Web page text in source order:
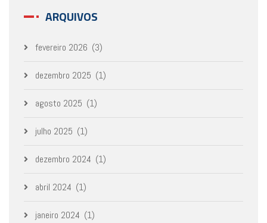
ARQUIVOS
fevereiro 2026 (3)
dezembro 2025 (1)
agosto 2025 (1)
julho 2025 (1)
dezembro 2024 (1)
abril 2024 (1)
janeiro 2024 (1)